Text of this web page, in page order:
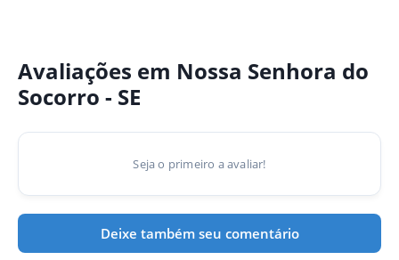
Avaliações em Nossa Senhora do
Socorro - SE
Seja o primeiro a avaliar!
Deixe também seu comentário